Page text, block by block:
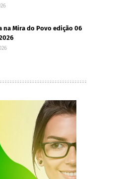
na Mira do Povo edição 06